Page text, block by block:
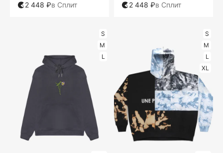
2 448 ₽в Сплит
2 448 ₽в Сплит
S
M
L
S
M
L
XL